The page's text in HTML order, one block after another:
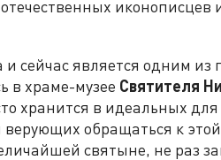
иконописцев
сейчас является одним
в храме-музее Святителя
хранится в идеальных
верующих обращаться к
святыне, не раз